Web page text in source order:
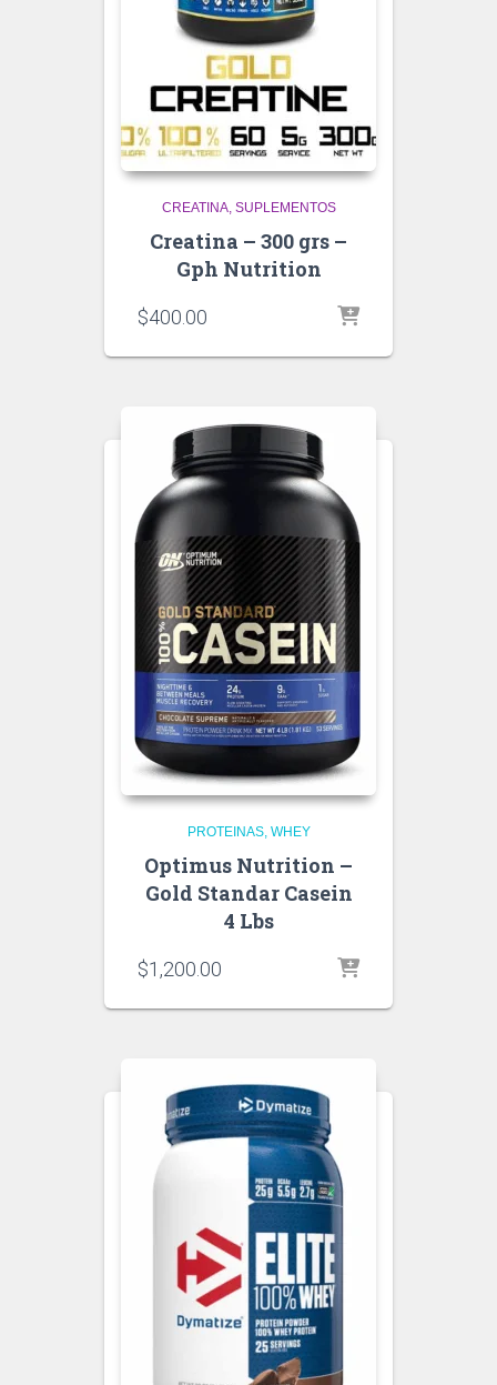
CREATINA SUPLEMENTOS
Creatina – 300 grs –
Gph Nutrition
$400.00
PROTEINAS WHEY
Optimus Nutrition –
Gold Standar Casein
4 Lbs
$1,200.00